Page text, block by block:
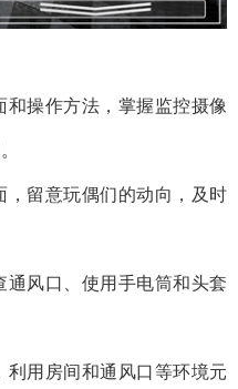
和操作方法，掌握监控摄像
，留意玩偶们的动向，及时
通风口、使用手电筒和头套
利用房间和通风口等环境元